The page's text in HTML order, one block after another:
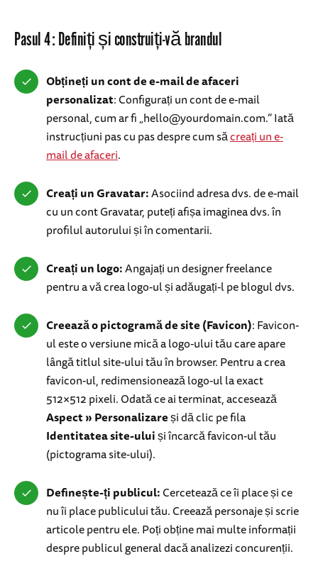
Pasul 4: Definiți și construiți-vă brandul
Obțineți un cont de e-mail de afaceri
personalizat: Configurați un cont de e-mail
personal, cum ar fi „hello@yourdomain.com.” Iată
instrucțiuni pas cu pas despre cum săcreați un e-
mail de afaceri.
Creați un Gravatar:Asociind adresa dvs. de e-mail
cu un cont Gravatar, puteți afișa imaginea dvs. în
profilul autorului și în comentarii.
Creați un logo:Angajați un designer freelance
pentru a vă crea logo-ul și adăugați-l pe blogul dvs.
Creează o pictogramă de site (Favicon): Favicon-
ul este o versiune mică a logo-ului tău care apare
lângă titlul site-ului tău în browser. Pentru a crea
favicon-ul, redimensionează logo-ul la exact
512×512 pixeli. Odată ce ai terminat, accesează
Aspect » Personalizareși dă clic pe fila
Identitatea site-uluiși încarcă favicon-ul tău
(pictograma site-ului).
Definește-ți publicul:Cercetează ce îi place și ce
nu îi place publicului tău. Creează personaje și scrie
articole pentru ele. Poți obține mai multe informații
despre publicul general dacă analizezi concurenții.